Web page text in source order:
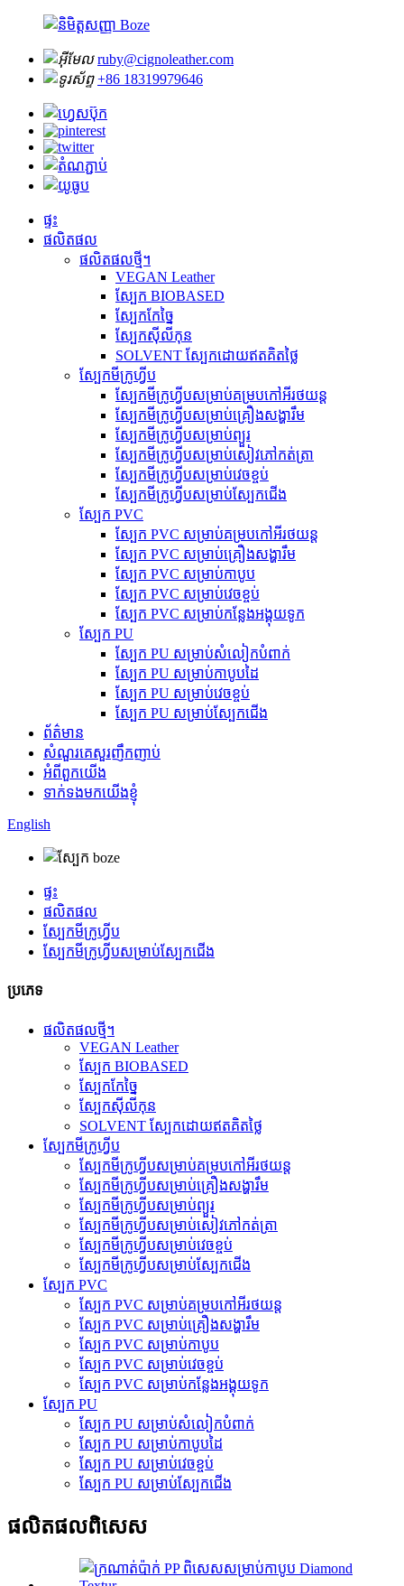
ruby@cignoleather.com
+86 18319979646
ផ្ទះ
ផលិតផល
ផលិតផលថ្មី។
VEGAN Leather
ស្បែក BIOBASED
ស្បែកកែច្នៃ
ស្បែកស៊ីលីកុន
SOLVENT ស្បែកដោយឥតគិតថ្លៃ
ស្បែកមីក្រូហ្វីប
ស្បែកមីក្រូហ្វីបសម្រាប់គម្របកៅអីរថយន្ត
ស្បែកមីក្រូហ្វីបសម្រាប់គ្រឿងសង្ហារឹម
ស្បែកមីក្រូហ្វីបសម្រាប់ព្យួរ
ស្បែកមីក្រូហ្វីបសម្រាប់សៀវភៅកត់ត្រា
ស្បែកមីក្រូហ្វីបសម្រាប់វេចខ្ចប់
ស្បែកមីក្រូហ្វីបសម្រាប់ស្បែកជើង
ស្បែក PVC
ស្បែក PVC សម្រាប់គម្របកៅអីរថយន្ត
ស្បែក PVC សម្រាប់គ្រឿងសង្ហារឹម
ស្បែក PVC សម្រាប់កាបូប
ស្បែក PVC សម្រាប់វេចខ្ចប់
ស្បែក PVC សម្រាប់កន្លែងអង្គុយទូក
ស្បែក PU
ស្បែក PU សម្រាប់សំលៀកបំពាក់
ស្បែក PU សម្រាប់កាបូបដៃ
ស្បែក PU សម្រាប់វេចខ្ចប់
ស្បែក PU សម្រាប់ស្បែកជើង
ព័ត៌មាន
សំណួរគេសួរញឹកញាប់
អំពីពួកយើង
ទាក់ទងមកយើងខ្ញុំ
English
ផ្ទះ
ផលិតផល
ស្បែកមីក្រូហ្វីប
ស្បែកមីក្រូហ្វីបសម្រាប់ស្បែកជើង
ប្រភេទ
ផលិតផលថ្មី។
VEGAN Leather
ស្បែក BIOBASED
ស្បែកកែច្នៃ
ស្បែកស៊ីលីកុន
SOLVENT ស្បែកដោយឥតគិតថ្លៃ
ស្បែកមីក្រូហ្វីប
ស្បែកមីក្រូហ្វីបសម្រាប់គម្របកៅអីរថយន្ត
ស្បែកមីក្រូហ្វីបសម្រាប់គ្រឿងសង្ហារឹម
ស្បែកមីក្រូហ្វីបសម្រាប់ព្យួរ
ស្បែកមីក្រូហ្វីបសម្រាប់សៀវភៅកត់ត្រា
ស្បែកមីក្រូហ្វីបសម្រាប់វេចខ្ចប់
ស្បែកមីក្រូហ្វីបសម្រាប់ស្បែកជើង
ស្បែក PVC
ស្បែក PVC សម្រាប់គម្របកៅអីរថយន្ត
ស្បែក PVC សម្រាប់គ្រឿងសង្ហារឹម
ស្បែក PVC សម្រាប់កាបូប
ស្បែក PVC សម្រាប់វេចខ្ចប់
ស្បែក PVC សម្រាប់កន្លែងអង្គុយទូក
ស្បែក PU
ស្បែក PU សម្រាប់សំលៀកបំពាក់
ស្បែក PU សម្រាប់កាបូបដៃ
ស្បែក PU សម្រាប់វេចខ្ចប់
ស្បែក PU សម្រាប់ស្បែកជើង
ផលិតផលពិសេស